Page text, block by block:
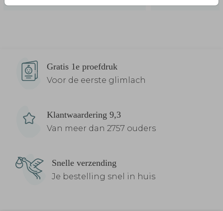
Gratis 1e proefdruk
Voor de eerste glimlach
Klantwaardering 9,3
Van meer dan 2757 ouders
Snelle verzending
Je bestelling snel in huis